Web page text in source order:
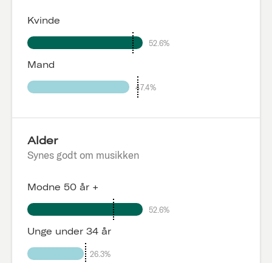
Kvinde
52.6%
Mand
47.4%
Alder
Synes godt om musikken
Modne 50 år +
52.6%
Unge under 34 år
26.3%